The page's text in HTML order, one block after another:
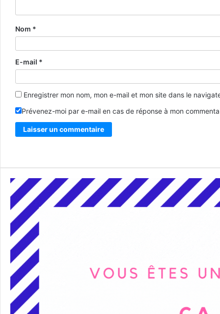
Nom *
E-mail *
Enregistrer mon nom, mon e-mail et mon site dans le
Prévenez-moi par e-mail en cas de réponse à mon